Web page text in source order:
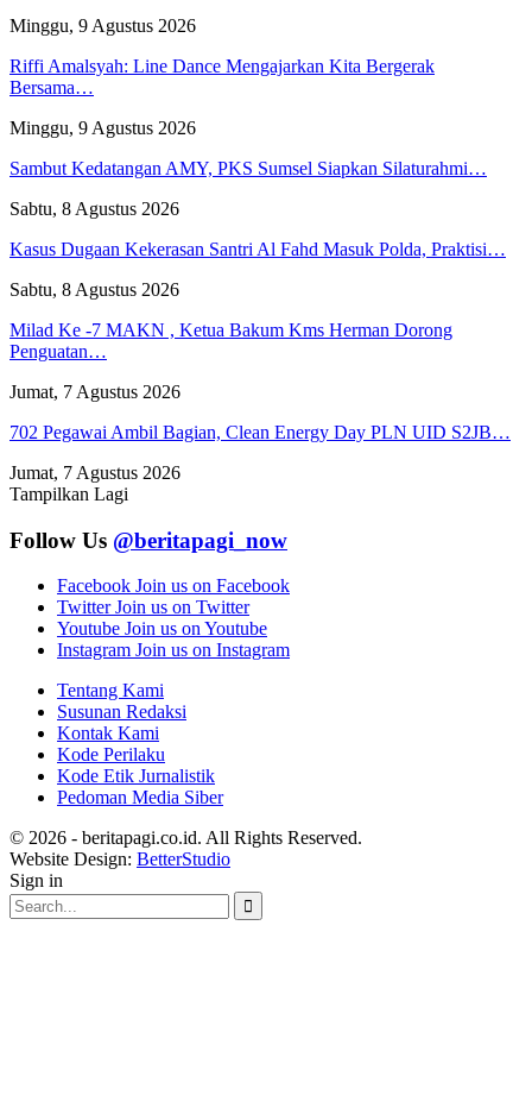
Minggu, 9 Agustus 2026
Riffi Amalsyah: Line Dance Mengajarkan Kita Bergerak
Bersama…
Minggu, 9 Agustus 2026
Sambut Kedatangan AMY, PKS Sumsel Siapkan Silaturahmi…
Sabtu, 8 Agustus 2026
Kasus Dugaan Kekerasan Santri Al Fahd Masuk Polda, Praktisi…
Sabtu, 8 Agustus 2026
Milad Ke -7 MAKN , Ketua Bakum Kms Herman Dorong
Penguatan…
Jumat, 7 Agustus 2026
702 Pegawai Ambil Bagian, Clean Energy Day PLN UID S2JB…
Jumat, 7 Agustus 2026
Tampilkan Lagi
Follow Us @beritapagi_now
Facebook Join us on Facebook
Twitter Join us on Twitter
Youtube Join us on Youtube
Instagram Join us on Instagram
Tentang Kami
Susunan Redaksi
Kontak Kami
Kode Perilaku
Kode Etik Jurnalistik
Pedoman Media Siber
© 2026 - beritapagi.co.id. All Rights Reserved.
Website Design: BetterStudio
Sign in